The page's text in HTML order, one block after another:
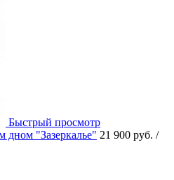
Быстрый просмотр
дном "Зазеркалье" 21 900 руб. /